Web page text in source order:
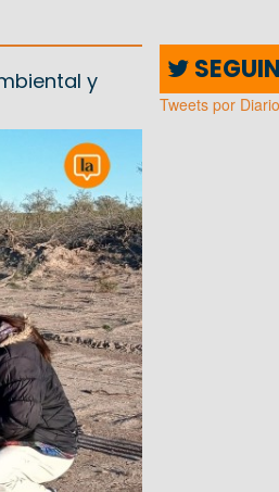
y
Tweets por